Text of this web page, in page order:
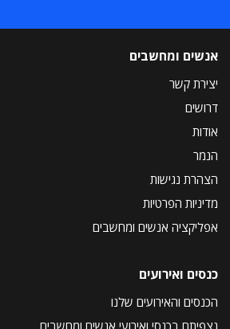
אנשים ומחשבים
יצירת קשר
דרושים
אודות
הנמר
הצהרת נגישות
מדיניות הפרטיות
אפליקציה אנשים ומחשבים
כנסים ואירועים
הכנסים והאירועים שלנו
נצפיתם בכנסי ואירועי אנשים ומחשבים